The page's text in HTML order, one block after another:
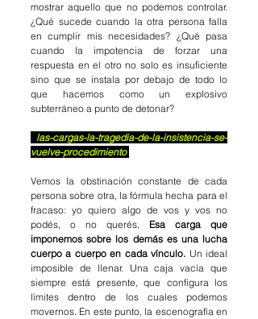
mostrar aquello que no podemos controlar.
¿Qué sucede cuando la otra persona falla
en cumplir mis necesidades? ¿Qué pasa
cuando la impotencia de forzar una
respuesta en el otro no solo es insuficiente
sino que se instala por debajo de todo lo
que hacemos como un explosivo
subterráneo a punto de detonar?
vuelve-procedimiento
Vemos la obstinación constante de cada
persona sobre otra, la fórmula hecha para el
fracaso: yo quiero algo de vos y vos no
podés, o no querés. Esa carga que
imponemos sobre los demás es una lucha
cuerpo a cuerpo en cada vínculo. Un ideal
imposible de llenar. Una caja vacía que
siempre está presente, que configura los
límites dentro de los cuales podemos
movernos. En este punto, la escenografía en